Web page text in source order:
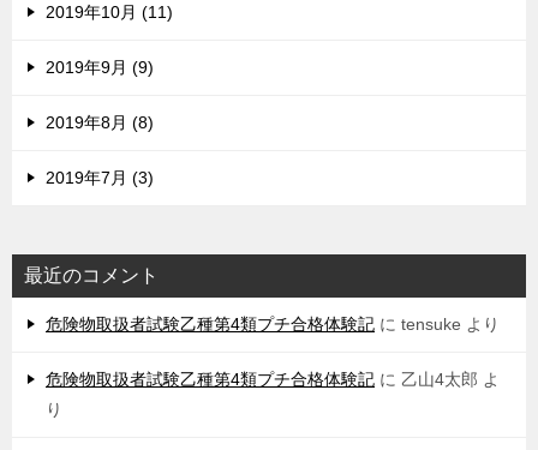
2019年10月 (11)
2019年9月 (9)
2019年8月 (8)
2019年7月 (3)
最近のコメント
危険物取扱者試験乙種第4類プチ合格体験記 に tensuke より
危険物取扱者試験乙種第4類プチ合格体験記 に 乙山4太郎 よ
り